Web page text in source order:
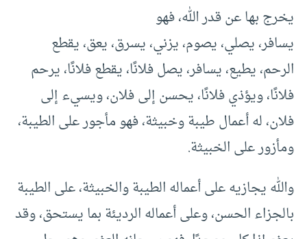
يخرج بها عن قدر الله، فهو
يسافر، يصلي، يصوم، يزني، يسرق، يعق، يقطع
الرحم، يطيع، يسافر، يصل فلانًا، يقطع فلانًا، يرحم
فلانًا، ويؤذي فلانًا، يحسن إلى فلان، ويسيء إلى
فلان، له أعمال طيبة وخبيثة، فهو مأجور على الطيبة،
ومأزور على الخبيثة.
والله يجازيه على أعماله الطيبة والخبيثة، على الطيبة
بالجزاء الحسن، وعلى أعماله الرديئة بما يستحق، وقد